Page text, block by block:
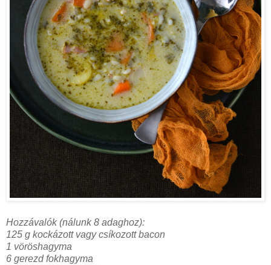
Hozzávalók (nálunk 8 adaghoz):
125 g kockázott vagy csíkozott bacon
1 vöröshagyma
6 gerezd fokhagyma